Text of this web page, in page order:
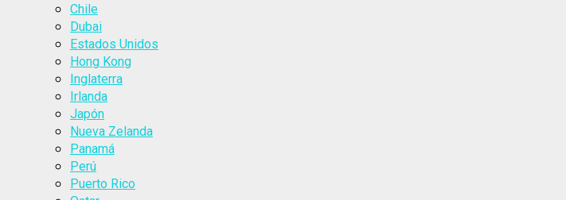
Chile
Dubai
Estados Unidos
Hong Kong
Inglaterra
Irlanda
Japón
Nueva Zelanda
Panamá
Perú
Puerto Rico